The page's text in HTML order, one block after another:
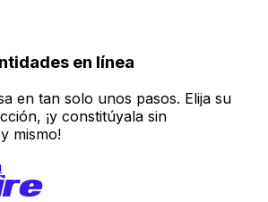
en línea
en tan solo unos pasos. Elija su
¡y constitúyala sin
mismo!